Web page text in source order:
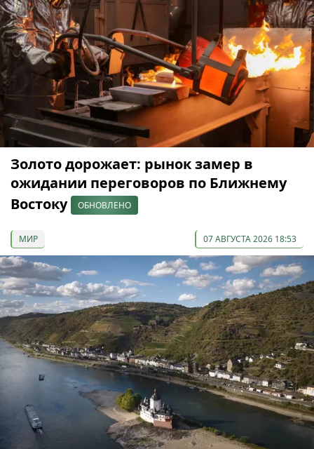
Золото дорожает: рынок замер в
ожидании переговоров по Ближнему
Востоку
ОБНОВЛЕНО
МИР 07 АВГУСТА 2026 18:53